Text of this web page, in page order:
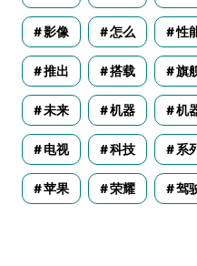
影像 怎么 性
推出 搭载 旗
未来 机器 机
电视 科技 系
苹果 荣耀 驾